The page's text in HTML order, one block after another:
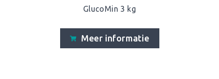
GlucoMin 3 kg
Meer informatie